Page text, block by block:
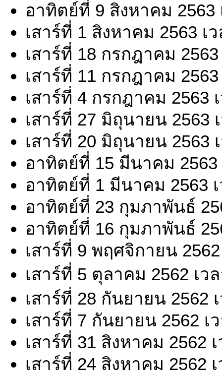
อาทิตย์ที่ 9 สิงหาคม 2563
เสาร์ที่ 1 สิงหาคม 2563 เ
เสาร์ที่ 18 กรกฎาคม
เสาร์ที่ 11 กรกฎาคม
เสาร์ที่ 4 กรกฎาคม 2563
เสาร์ที่ 27 มิถุนายน 2563
เสาร์ที่ 20 มิถุนายน 2563
อาทิตย์ที่ 15 มีนาคม 2563
อาทิตย์ที่ 1 มีนาคม 2563
อาทิตย์ที่ 23 กุมภาพันธ์
อาทิตย์ที่ 16 กุมภาพันธ์
เสาร์ที่ 9 พฤศจิกายน
เสาร์ที่ 5 ตุลาคม 2562 เว
เสาร์ที่ 28 กันยายน 2562
เสาร์ที่ 7 กันยายน 2562 เ
เสาร์ที่ 31 สิงหาคม 2562
เสาร์ที่ 24 สิงหาคม 2562